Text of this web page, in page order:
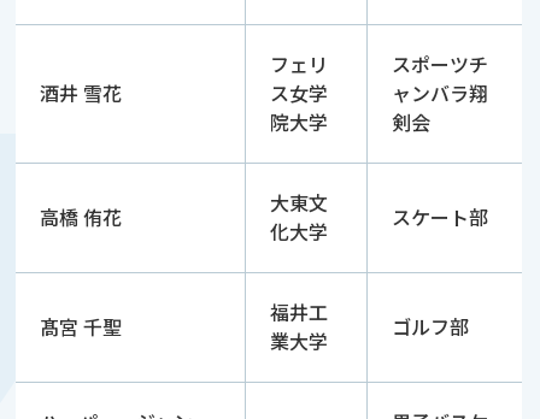
酒井 雪花
フェリ
ス女学
院大学
スポーツチ
ャンバラ翔
剣会
高橋 侑花
大東文
化大学
スケート部
髙宮 千聖
福井工
業大学
ゴルフ部